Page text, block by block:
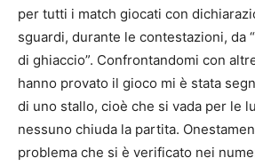
per tutti i match giocati con
sguardi, durante le contestazioni, da
di ghiaccio”. Confrontandomi con
hanno provato il gioco mi è stata
di uno stallo, cioè che si vada per le
nessuno chiuda la partita.
problema che si è verificato nei